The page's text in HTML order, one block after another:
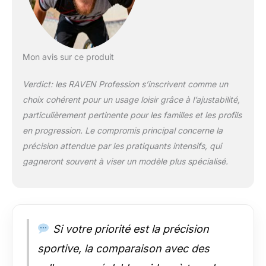
ventilé - Double
Trust-Fit - DSAS -
Système amortisseur
de chocs double -
double système
d'absorption des
vibrations 【Level-3
Foam】Coque en
boucle, lacet et
sangle pour un
ajustement parfait.
L'intérieur de la
Mon avis sur ce produit
Verdict: les RAVEN Profession s’inscrivent comme un
choix cohérent pour un usage loisir grâce à l’ajustabilité,
particulièrement pertinente pour les familles et les profils
en progression. Le compromis principal concerne la
précision attendue par les pratiquants intensifs, qui
gagneront souvent à viser un modèle plus spécialisé.
Si votre priorité est la précision
sportive, la comparaison avec des